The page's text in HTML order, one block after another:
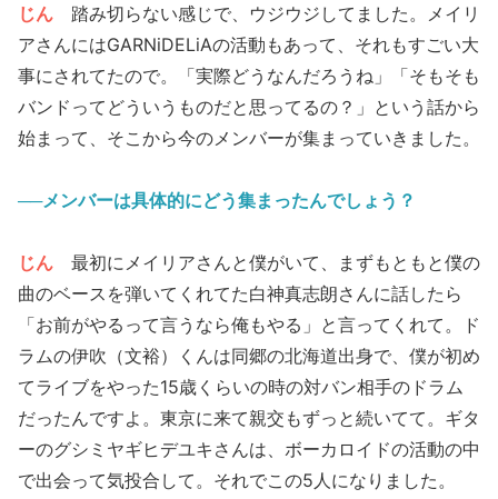
じん 踏み切らない感じで、ウジウジしてました。メイリ
アさんにはGARNiDELiAの活動もあって、それもすごい大
事にされてたので。「実際どうなんだろうね」「そもそも
バンドってどういうものだと思ってるの？」という話から
始まって、そこから今のメンバーが集まっていきました。
──メンバーは具体的にどう集まったんでしょう？
じん 最初にメイリアさんと僕がいて、まずもともと僕の
曲のベースを弾いてくれてた白神真志朗さんに話したら
「お前がやるって言うなら俺もやる」と言ってくれて。ド
ラムの伊吹（文裕）くんは同郷の北海道出身で、僕が初め
てライブをやった15歳くらいの時の対バン相手のドラム
だったんですよ。東京に来て親交もずっと続いてて。ギタ
ーのグシミヤギヒデユキさんは、ボーカロイドの活動の中
で出会って気投合して。それでこの5人になりました。